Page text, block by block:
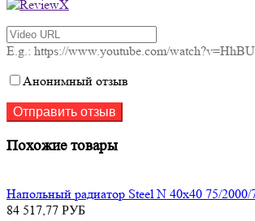
E.g.: https://www.youtube.com/
Анонимный отзыв
Похожие товары
Напольный радиатор Steel N 40х40 75/2000/
84 517,77 РУБ